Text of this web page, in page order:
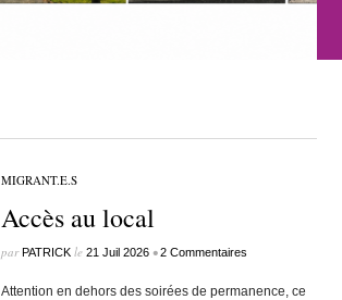
MIGRANT.E.S
Accès au local
parPATRICKle 21 Juil 2026 •2 Commentaires
Attention en dehors des soirées de permanence, ce